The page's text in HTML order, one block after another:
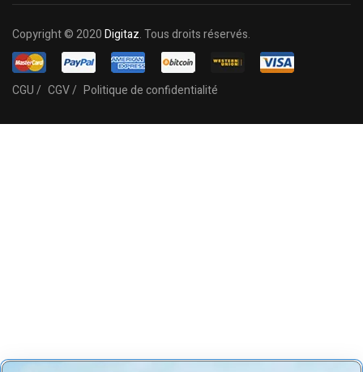
Copyright © 2020Digitaz. Tous droits réservés.
CGU / CGV / Politique de confidentialité